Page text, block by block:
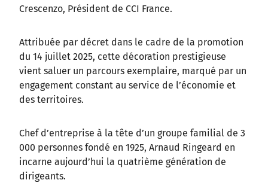
Crescenzo, Président de CCI France.
Attribuée par décret dans le cadre de la promotion
du 14 juillet 2025, cette décoration prestigieuse
vient saluer un parcours exemplaire, marqué par un
engagement constant au service de l’économie et
des territoires.
Chef d’entreprise à la tête d’un groupe familial de 3
000 personnes fondé en 1925, Arnaud Ringeard en
incarne aujourd’hui la quatrième génération de
dirigeants.